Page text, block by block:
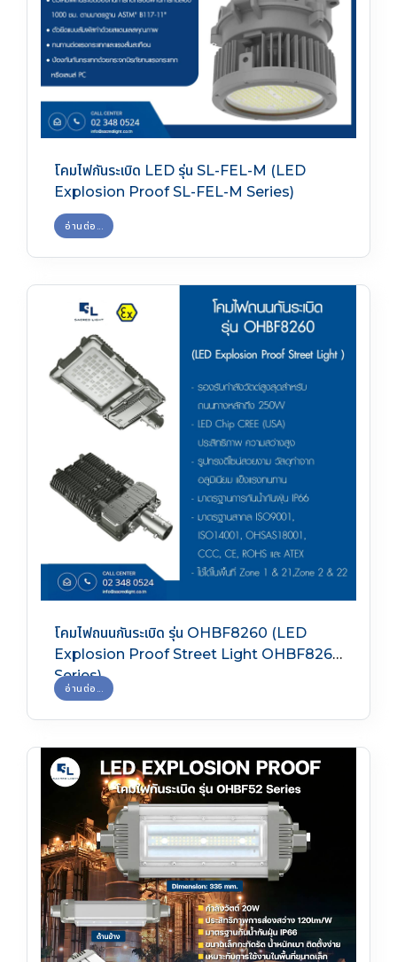
โคมไฟกันระเบิด LED รุ่น SL-FEL-M (LED
Explosion Proof SL-FEL-M Series)
อ่านต่อ...
โคมไฟถนนกันระเบิด รุ่น OHBF8260 (LED
Explosion Proof Street Light OHBF8260
Series)
อ่านต่อ...